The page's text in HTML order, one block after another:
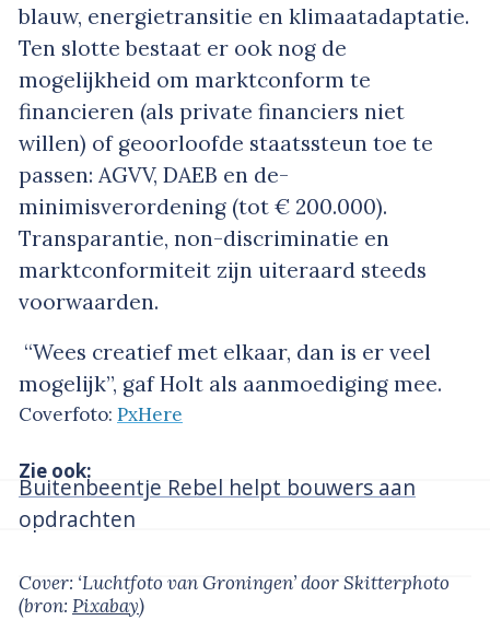
blauw, energietransitie en klimaatadaptatie.
Ten slotte bestaat er ook nog de
mogelijkheid om marktconform te
financieren (als private financiers niet
willen) of geoorloofde staatssteun toe te
passen: AGVV, DAEB en de-
minimisverordening (tot € 200.000).
Transparantie, non-discriminatie en
marktconformiteit zijn uiteraard steeds
voorwaarden.
“Wees creatief met elkaar, dan is er veel
mogelijk”, gaf Holt als aanmoediging mee.
Coverfoto: PxHere
Zie ook:
Buitenbeentje Rebel helpt bouwers aan
opdrachten
Cover: ‘Luchtfoto van Groningen’door Skitterphoto
(bron: Pixabay)